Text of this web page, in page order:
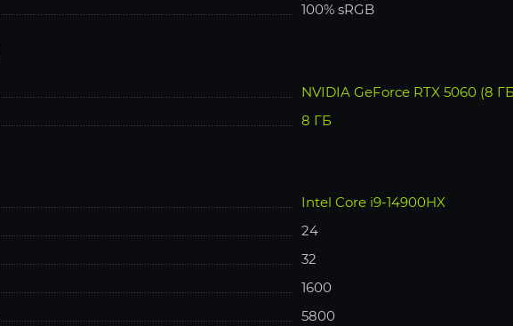
100% sRGB
NVIDIA GeForce RTX 5060 (8
8 ГБ
Intel Core i9-14900HX
24
32
1600
5800